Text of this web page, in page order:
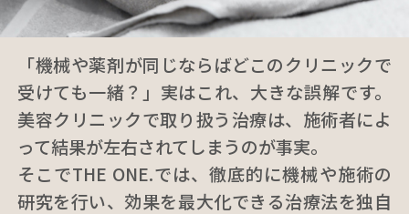
「機械や薬剤が同じならばどこのクリニックで
受けても一緒？」実はこれ、大きな誤解です。
美容クリニックで取り扱う治療は、施術者によ
って結果が左右されてしまうのが事実。
そこでTHE ONE.では、徹底的に機械や施術の
研究を行い、効果を最大化できる治療法を独自